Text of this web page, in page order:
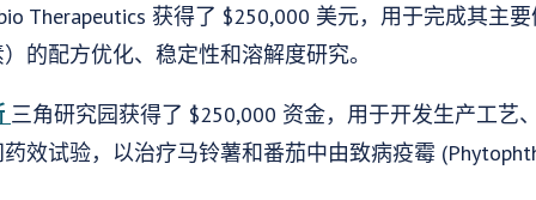
Therapeutics 获得了 $250,000 美元，用于完成其主
的配方优化、稳定性和溶解度研究。
三角研究园获得了 $250,000 资金，用于开发生产工艺
效试验，以治疗马铃薯和番茄中由致病疫霉